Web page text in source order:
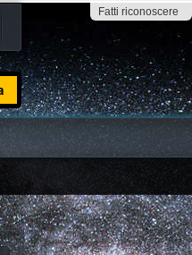
Fatti riconoscere